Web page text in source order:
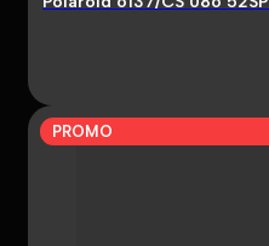
PROMO